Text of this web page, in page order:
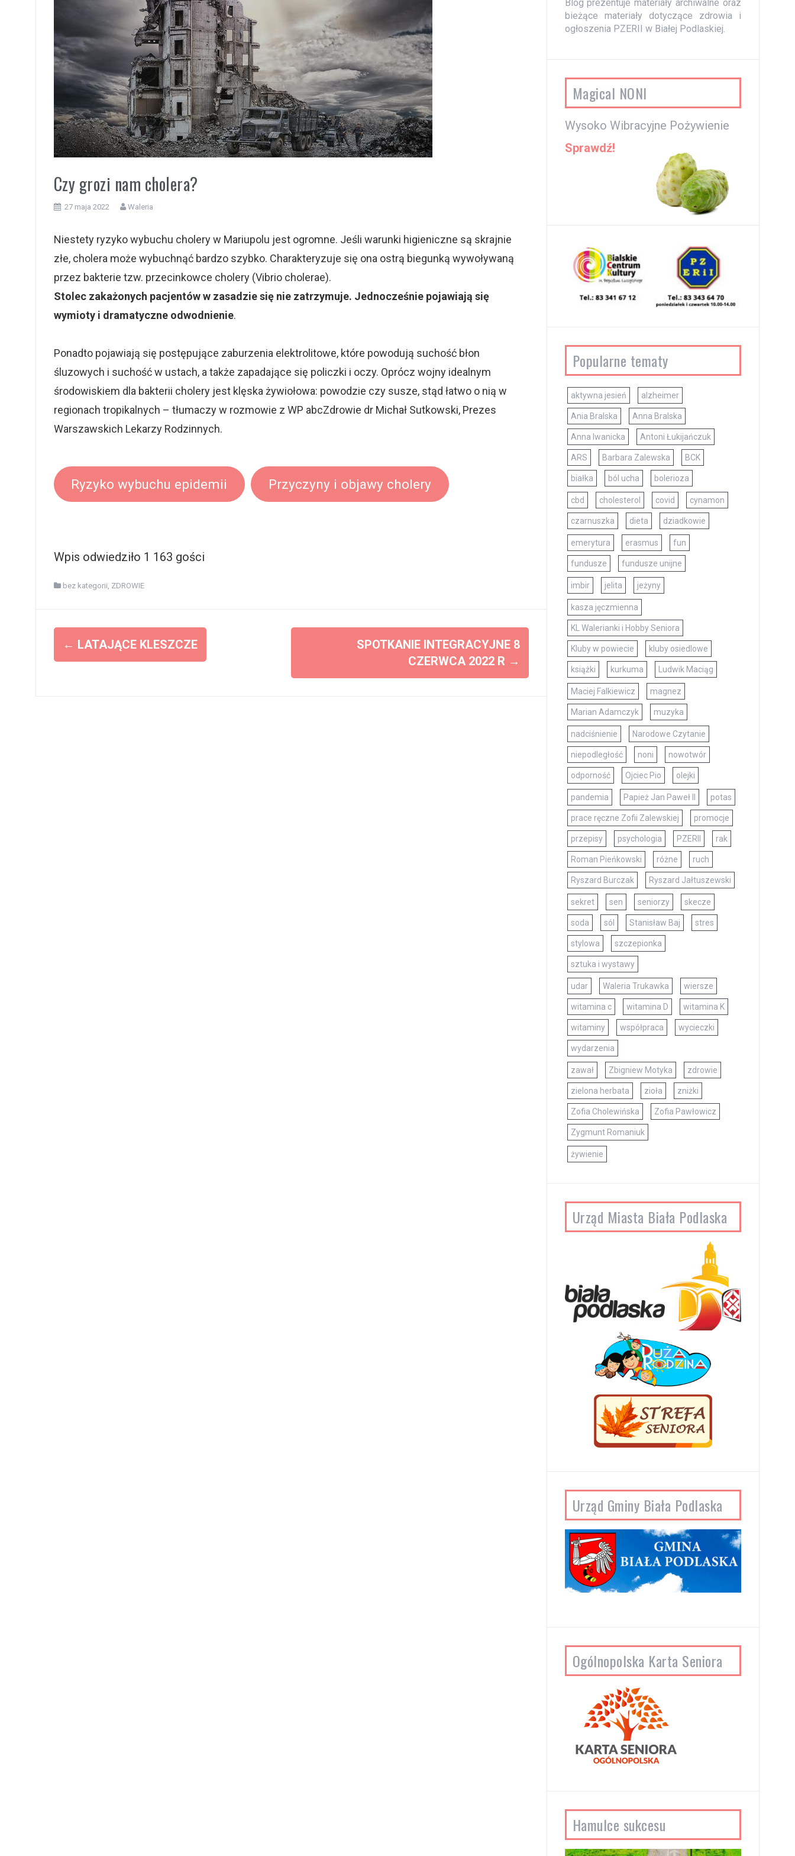
Czy grozi nam cholera?
27 maja 2022 Waleria
Niestety ryzyko wybuchu cholery w Mariupolu jest ogromne. Jeśli warunki higieniczne są skrajnie
złe, cholera może wybuchnąć bardzo szybko. Charakteryzuje się ona ostrą biegunką wywoływaną
przez bakterie tzw. przecinkowce cholery (Vibrio cholerae).
Stolec zakażonych pacjentów w zasadzie się nie zatrzymuje. Jednocześnie pojawiają się
wymioty i dramatyczne odwodnienie.
Ponadto pojawiają się postępujące zaburzenia elektrolitowe, które powodują suchość błon
śluzowych i suchość w ustach, a także zapadające się policzki i oczy. Oprócz wojny idealnym
środowiskiem dla bakterii cholery jest klęska żywiołowa: powodzie czy susze, stąd łatwo o nią w
regionach tropikalnych – tłumaczy w rozmowie z WP abcZdrowie dr Michał Sutkowski, Prezes
Warszawskich Lekarzy Rodzinnych.
Ryzyko wybuchu epidemii Przyczyny i objawy cholery
Wpis odwiedziło 1 163 gości
bez kategorii, ZDROWIE
o
← LATAJĄCE KLESZCZE
SPOTKANIE INTEGRACYJNE 8
CZERWCA 2022 R →
Blog prezentuje materiały archiwalne oraz
bieżące materiały dotyczące zdrowia i
ogłoszenia PZERII w Białej Podlaskiej.
Magical NONI
Wysoko Wibracyjne Pożywienie
Sprawdź!
Popularne tematy
aktywna jesień alzheimer
Ania Bralska Anna Bralska
Anna Iwanicka Antoni Łukijańczuk
ARS Barbara Zalewska BCK
białka ból ucha bolerioza
cbd cholesterol covid cynamon
czarnuszka dieta dziadkowie
emerytura erasmus fun
fundusze fundusze unijne
imbir jelita jeżyny
kasza jęczmienna
KL Walerianki i Hobby Seniora
Kluby w powiecie kluby osiedlowe
książki kurkuma Ludwik Maciąg
Maciej Falkiewicz magnez
Marian Adamczyk muzyka
nadciśnienie Narodowe Czytanie
niepodległość noni nowotwór
odporność Ojciec Pio olejki
pandemia Papież Jan Paweł II potas
prace ręczne Zofii Zalewskiej promocje
przepisy psychologia PZERII rak
Roman Pieńkowski różne ruch
Ryszard Burczak Ryszard Jałtuszewski
sekret sen seniorzy skecze
soda sól Stanisław Baj stres
stylowa szczepionka
sztuka i wystawy
udar Waleria Trukawka wiersze
witamina c witamina D witamina K
witaminy współpraca wycieczki
wydarzenia
zawał Zbigniew Motyka zdrowie
zielona herbata zioła zniżki
Zofia Cholewińska Zofia Pawłowicz
Zygmunt Romaniuk
żywienie
Urząd Miasta Biała Podlaska
Urząd Gminy Biała Podlaska
Ogólnopolska Karta Seniora
Hamulce sukcesu